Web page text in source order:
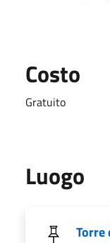
Costo
Gratuito
Luogo